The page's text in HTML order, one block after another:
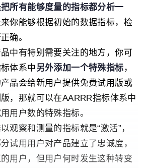
所有能够度量的指标都分析一
你能够根据初始的数据指标，检
确。
中有特别需要关注的地方，你可
体系中另外添加一个特殊指标 ，
品会给新用户提供免费试用版或
，那就可以在AARRR指标体系中
用户数的特殊指标。
观察和测量的指标就是“激活”，
试用用户对产品建立了忠诚度，
用户，但用户何时发生这种转变